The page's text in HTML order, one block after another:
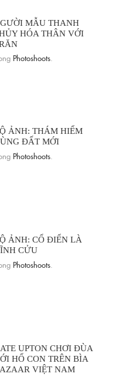
MẪU THANH
HÓA THÂN VỚI
Photoshoots
ẢNH: THÁM HIỂM
ĐẤT MỚI
Photoshoots
ẢNH: CỔ ĐIỂN LÀ
CỬU
Photoshoots
UPTON CHƠI ĐÙA
HỔ CON TRÊN BÌA
VIỆT NAM